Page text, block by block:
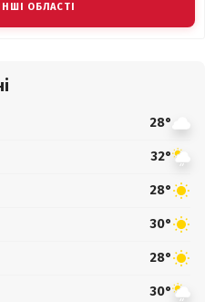
ОБЛАСТІ
28°
32°
28°
30°
28°
30°